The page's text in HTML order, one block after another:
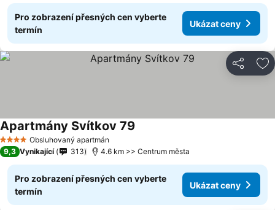
Pro zobrazení přesných cen vyberte
termín
Ukázat ceny
Sdílet
4 Počet hvězdiček
Obsluhovaný apartmán
Apartmány Svítkov 79
9,3 Vynikající 313 4.6 km >> Centrum města
Pro zobrazení přesných cen vyberte
termín
Ukázat ceny